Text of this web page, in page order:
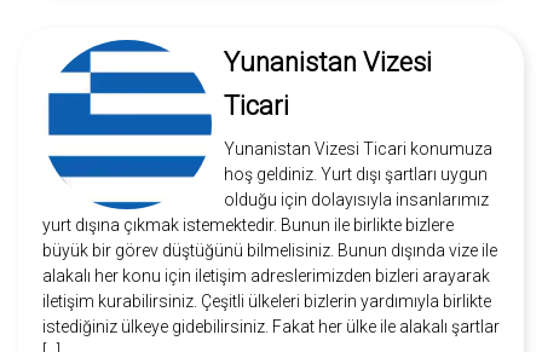
Yunanistan Vizesi
Ticari
Yunanistan Vizesi Ticari konumuza
hoş geldiniz. Yurt dışı şartları uygun
olduğu için dolayısıyla insanlarımız
yurt dışına çıkmak istemektedir. Bunun ile birlikte bizlere
büyük bir görev düştüğünü bilmelisiniz. Bunun dışında vize ile
alakalı her konu için iletişim adreslerimizden bizleri arayarak
iletişim kurabilirsiniz. Çeşitli ülkeleri bizlerin yardımıyla birlikte
istediğiniz ülkeye gidebilirsiniz. Fakat her ülke ile alakalı şartlar